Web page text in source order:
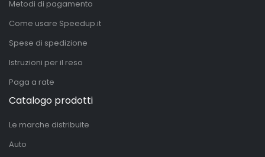
Metodi di pagamento
Come usare Speedup.it
Spese di spedizione
Istruzioni per il reso
Paga a rate
Catalogo prodotti
Le marche distribuite
Auto